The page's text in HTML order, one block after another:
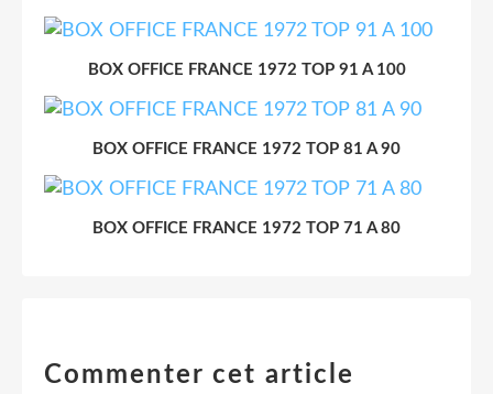
BOX OFFICE FRANCE 1972 TOP 91 A 100
BOX OFFICE FRANCE 1972 TOP 81 A 90
BOX OFFICE FRANCE 1972 TOP 71 A 80
Commenter cet article